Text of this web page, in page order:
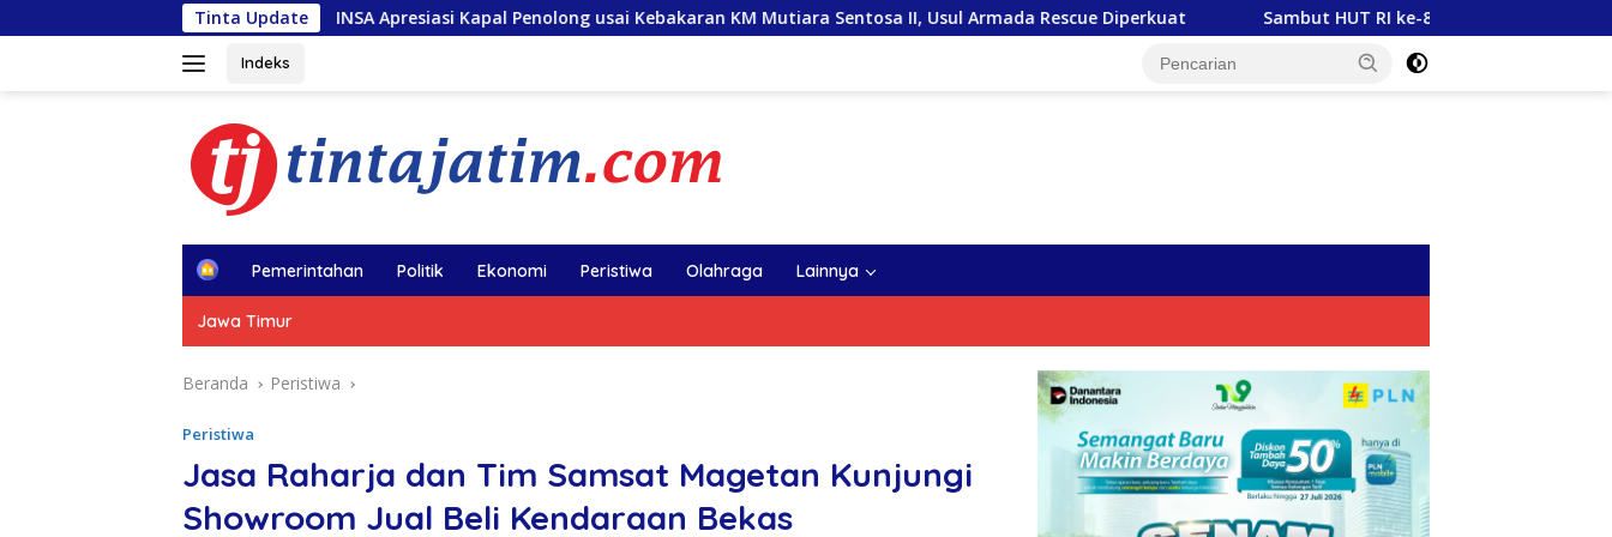
ke
Tinta Update
INSA Apresiasi Kapal Penolong usai Kebakaran KM Mutiara Sentosa II, Usul Armada Rescue Diperkuat Sambut HUT RI ke-81, PLN Tebar Energi Kebaikan dari
Indeks
H
e
Pemerintahan Politik Ekonomi Peristiwa Olahraga Lainnya
Jawa Timur
Beranda Peristiwa
Peristiwa
Jasa Raharja dan Tim Samsat Magetan Kunjungi
Showroom Jual Beli Kendaraan Bekas